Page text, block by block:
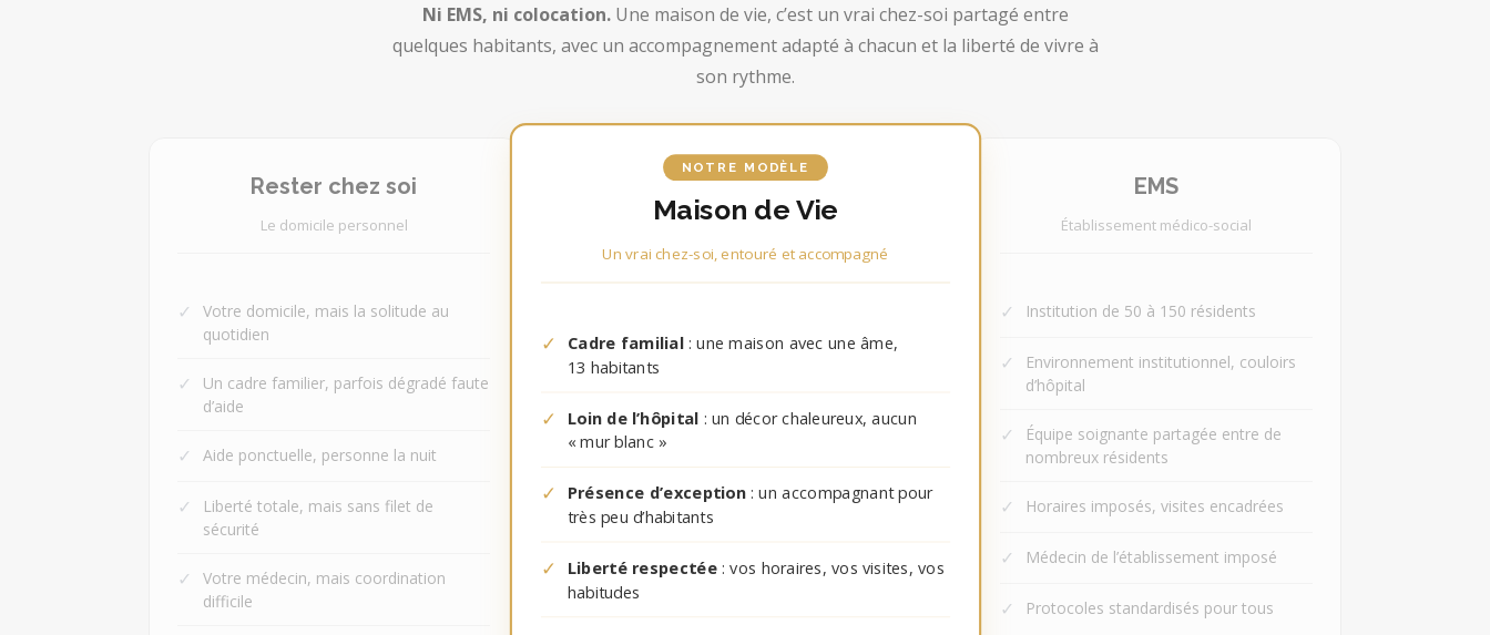
Ni EMS, ni colocation.Une maison de vie, c’est un vrai chez-soi partagé entre
quelques habitants, avec un accompagnement adapté à chacun et la liberté de vivre à
son rythme.
Rester chez soi
Le domicile personnel
✓
Votre domicile, mais la solitude au
quotidien
✓
Un cadre familier, parfois dégradé faute
d’aide
✓ Aide ponctuelle, personne la nuit
✓
Liberté totale, mais sans filet de
sécurité
✓
Votre médecin, mais coordination
difficile
NOTRE MODÈLE
Maison de Vie
Un vrai chez-soi, entouré et accompagné
✓ Cadre familial: une maison avec une âme,
13 habitants
✓ Loin de l’hôpital : un décor chaleureux, aucun
« mur blanc »
✓ Présence d’exception: un accompagnant pour
très peu d’habitants
✓ Liberté respectée: vos horaires, vos visites, vos
habitudes
EMS
Établissement médico-social
✓ Institution de 50 à 150 résidents
✓
Environnement institutionnel, couloirs
d’hôpital
✓
Équipe soignante partagée entre de
nombreux résidents
✓ Horaires imposés, visites encadrées
✓ Médecin de l’établissement imposé
✓ Protocoles standardisés pour tous